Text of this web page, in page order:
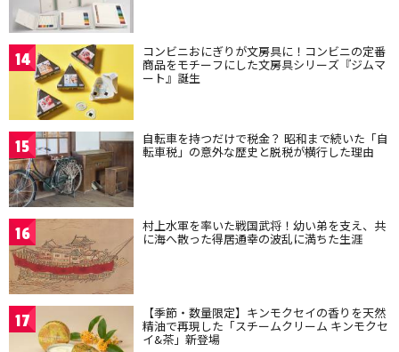
14 コンビニおにぎりが文房具に！コンビニの定番
商品をモチーフにした文房具シリーズ『ジムマ
ート』誕生
15 自転車を持つだけで税金？ 昭和まで続いた「自
転車税」の意外な歴史と脱税が横行した理由
16 村上水軍を率いた戦国武将！幼い弟を支え、共
に海へ散った得居通幸の波乱に満ちた生涯
17 【季節・数量限定】キンモクセイの香りを天然
精油で再現した「スチームクリーム キンモクセ
イ&茶」新登場